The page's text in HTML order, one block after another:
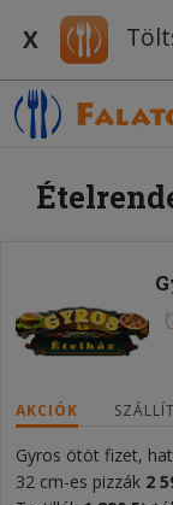
X
AKCIÓK
Gyros ötöt fizet,
32 cm-es pizzák 2